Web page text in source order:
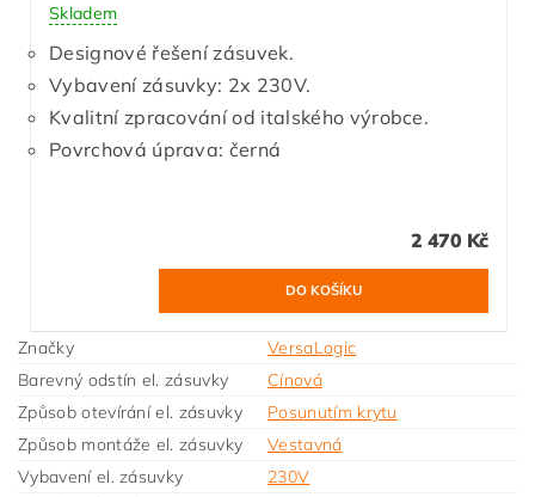
Skladem
Designové řešení zásuvek.
Vybavení zásuvky: 2x 230V.
Kvalitní zpracování od italského výrobce.
Povrchová úprava: černá
2 470 Kč
Značky
VersaLogic
Barevný odstín el. zásuvky
Cínová
Způsob otevírání el. zásuvky
Posunutím krytu
Způsob montáže el. zásuvky
Vestavná
Vybavení el. zásuvky
230V